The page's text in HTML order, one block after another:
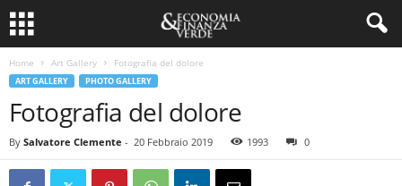
Home Art Gallery Fotografia del dolore
ART GALLERY PHOTO GALLERY
Fotografia del dolore
By Salvatore Clemente - 20 Febbraio 2019 1993 0